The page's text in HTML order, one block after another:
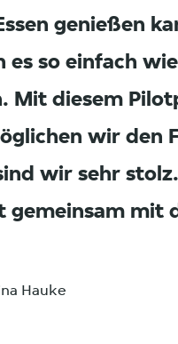
genießen
so einfach
Mit diesem
wir den
wir sehr
mit
Hauke